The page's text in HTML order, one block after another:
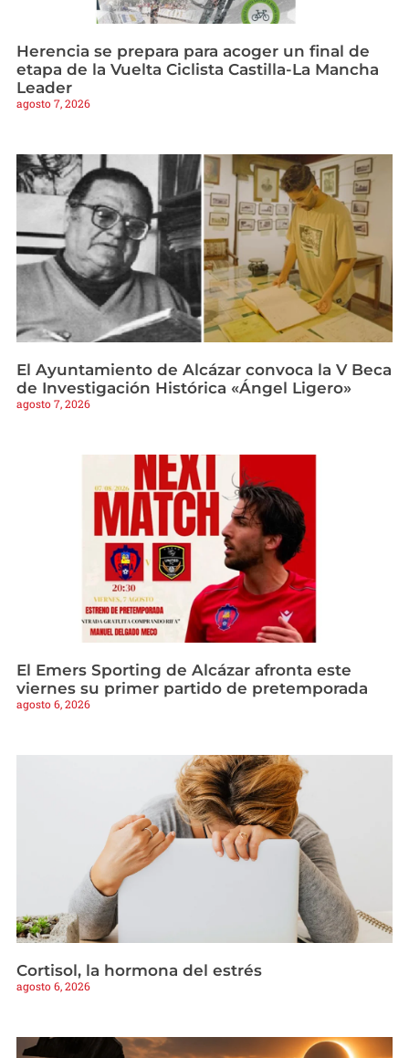
Herencia se prepara para acoger un final de
etapa de la Vuelta Ciclista Castilla-La Mancha
Leader
agosto 7, 2026
El Ayuntamiento de Alcázar convoca la V Beca
de Investigación Histórica «Ángel Ligero»
agosto 7, 2026
El Emers Sporting de Alcázar afronta este
viernes su primer partido de pretemporada
agosto 6, 2026
Cortisol, la hormona del estrés
agosto 6, 2026